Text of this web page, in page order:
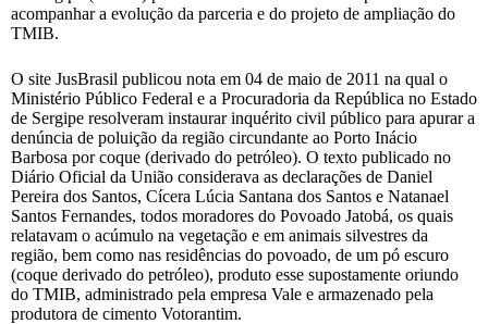
acompanhar a evolução da parceria e do projeto de ampliação do
TMIB.
O site JusBrasil publicou nota em 04 de maio de 2011 na qual o
Ministério Público Federal e a Procuradoria da República no Estado
de Sergipe resolveram instaurar inquérito civil público para apurar a
denúncia de poluição da região circundante ao Porto Inácio
Barbosa por coque (derivado do petróleo). O texto publicado no
Diário Oficial da União considerava as declarações de Daniel
Pereira dos Santos, Cícera Lúcia Santana dos Santos e Natanael
Santos Fernandes, todos moradores do Povoado Jatobá, os quais
relatavam o acúmulo na vegetação e em animais silvestres da
região, bem como nas residências do povoado, de um pó escuro
(coque derivado do petróleo), produto esse supostamente oriundo
do TMIB, administrado pela empresa Vale e armazenado pela
produtora de cimento Votorantim.